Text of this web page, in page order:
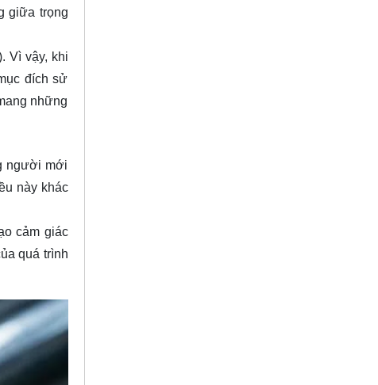
giữa trọng
Vì vậy, khi
đích sử
những
người mới
này khác
cảm giác
quá trình